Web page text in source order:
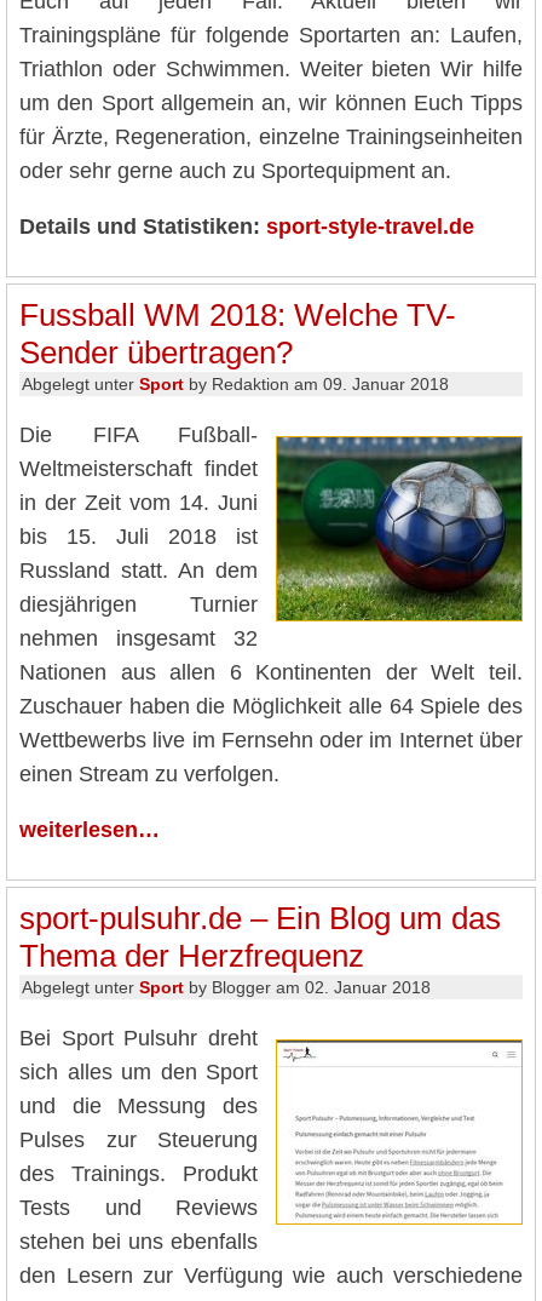
Trainingspläne für folgende Sportarten an: Laufen,
Triathlon oder Schwimmen. Weiter bieten Wir hilfe
um den Sport allgemein an, wir können Euch Tipps
für Ärzte, Regeneration, einzelne Trainingseinheiten
oder sehr gerne auch zu Sportequipment an.
Details und Statistiken: sport-style-travel.de
Fussball WM 2018: Welche TV-
Sender übertragen?
Abgelegt unter Sport by Redaktion am 09. Januar 2018
Die FIFA Fußball-
Weltmeisterschaft findet
in der Zeit vom 14. Juni
bis 15. Juli 2018 ist
Russland statt. An dem
diesjährigen Turnier
nehmen insgesamt 32
Nationen aus allen 6 Kontinenten der Welt teil.
Zuschauer haben die Möglichkeit alle 64 Spiele des
Wettbewerbs live im Fernsehn oder im Internet über
einen Stream zu verfolgen.
weiterlesen…
sport-pulsuhr.de – Ein Blog um das
Thema der Herzfrequenz
Abgelegt unter Sport by Blogger am 02. Januar 2018
Bei Sport Pulsuhr dreht
sich alles um den Sport
und die Messung des
Pulses zur Steuerung
des Trainings. Produkt
Tests und Reviews
stehen bei uns ebenfalls
den Lesern zur Verfügung wie auch verschiedene